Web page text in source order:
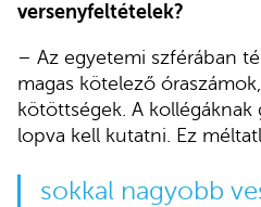
versenyfeltételek?
– Az egyetemi szférában
magas kötelező
kötöttségek. A
lopva kell kutatni. Ez
sokkal nagyobb